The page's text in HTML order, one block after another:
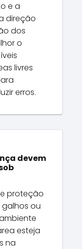
e a
direção
dos
o
livres
erros.
devem
proteção
ou
esteja
na